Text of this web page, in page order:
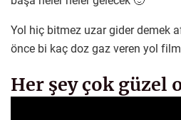
Yol hiç bitmez uzar gider demek
önce bi kaç doz gaz veren yol
Her şey çok güzel